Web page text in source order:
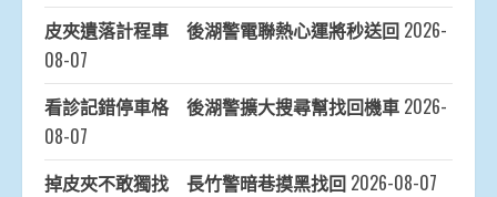
皮夾遺落計程車 後湖警電聯熱心運將秒送回 2026-
08-07
看診記錯停車格 後湖警擴大搜尋幫找回機車 2026-
08-07
掉皮夾不敢獨找 長竹警暗巷摸黑找回 2026-08-07